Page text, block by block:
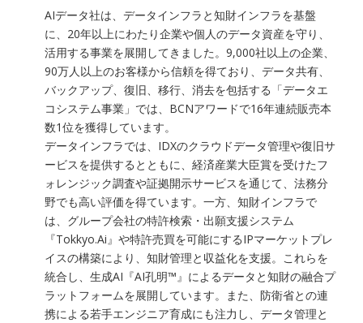
AIデータ社は、データインフラと知財インフラを基盤
に、20年以上にわたり企業や個人のデータ資産を守り、
活用する事業を展開してきました。9,000社以上の企業、
90万人以上のお客様から信頼を得ており、データ共有、
バックアップ、復旧、移行、消去を包括する「データエ
コシステム事業」では、BCNアワードで16年連続販売本
数1位を獲得しています。
データインフラでは、IDXのクラウドデータ管理や復旧サ
ービスを提供するとともに、経済産業大臣賞を受けたフ
ォレンジック調査や証拠開示サービスを通じて、法務分
野でも高い評価を得ています。一方、知財インフラで
は、グループ会社の特許検索・出願支援システム
『Tokkyo.Ai』や特許売買を可能にするIPマーケットプレ
イスの構築により、知財管理と収益化を支援。これらを
統合し、生成AI『AI孔明™』によるデータと知財の融合プ
ラットフォームを展開しています。また、防衛省との連
携による若手エンジニア育成にも注力し、データ管理と